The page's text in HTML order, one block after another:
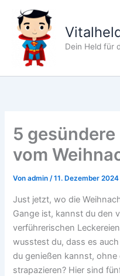
Inhalt
springen
Dein Held für
5
vom
Vonadmin/11. Dezember 2024
Just jetzt, wo die
Gange ist, kannst du den
verführerischen
wusstest du, dass es
du genießen kannst,
strapazieren? Hier sind